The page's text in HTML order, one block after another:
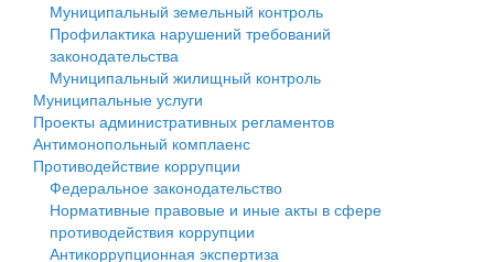
Оценка регулирующего воздействия
Деятельность МУ
Нормативы градостроительного проектирования
Правила землепользования и застройки
Генеральные планы
Муниципальный земельный контроль
Профилактика нарушений требований
законодательства
Муниципальный жилищный контроль
Муниципальные услуги
Проекты административных регламентов
Антимонопольный комплаенс
Противодействие коррупции
Федеральное законодательство
Нормативные правовые и иные акты в сфере
противодействия коррупции
Антикоррупционная экспертиза